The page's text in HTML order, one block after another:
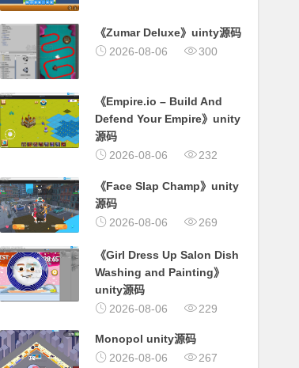
《Zumar Deluxe》uinty源码
2026-08-06
300
《Empire.io – Build And
Defend Your Empire》unity
源码
2026-08-06
232
《Face Slap Champ》unity
源码
2026-08-06
269
《Girl Dress Up Salon Dish
Washing and Painting》
unity源码
2026-08-06
229
Monopol unity源码
2026-08-06
267